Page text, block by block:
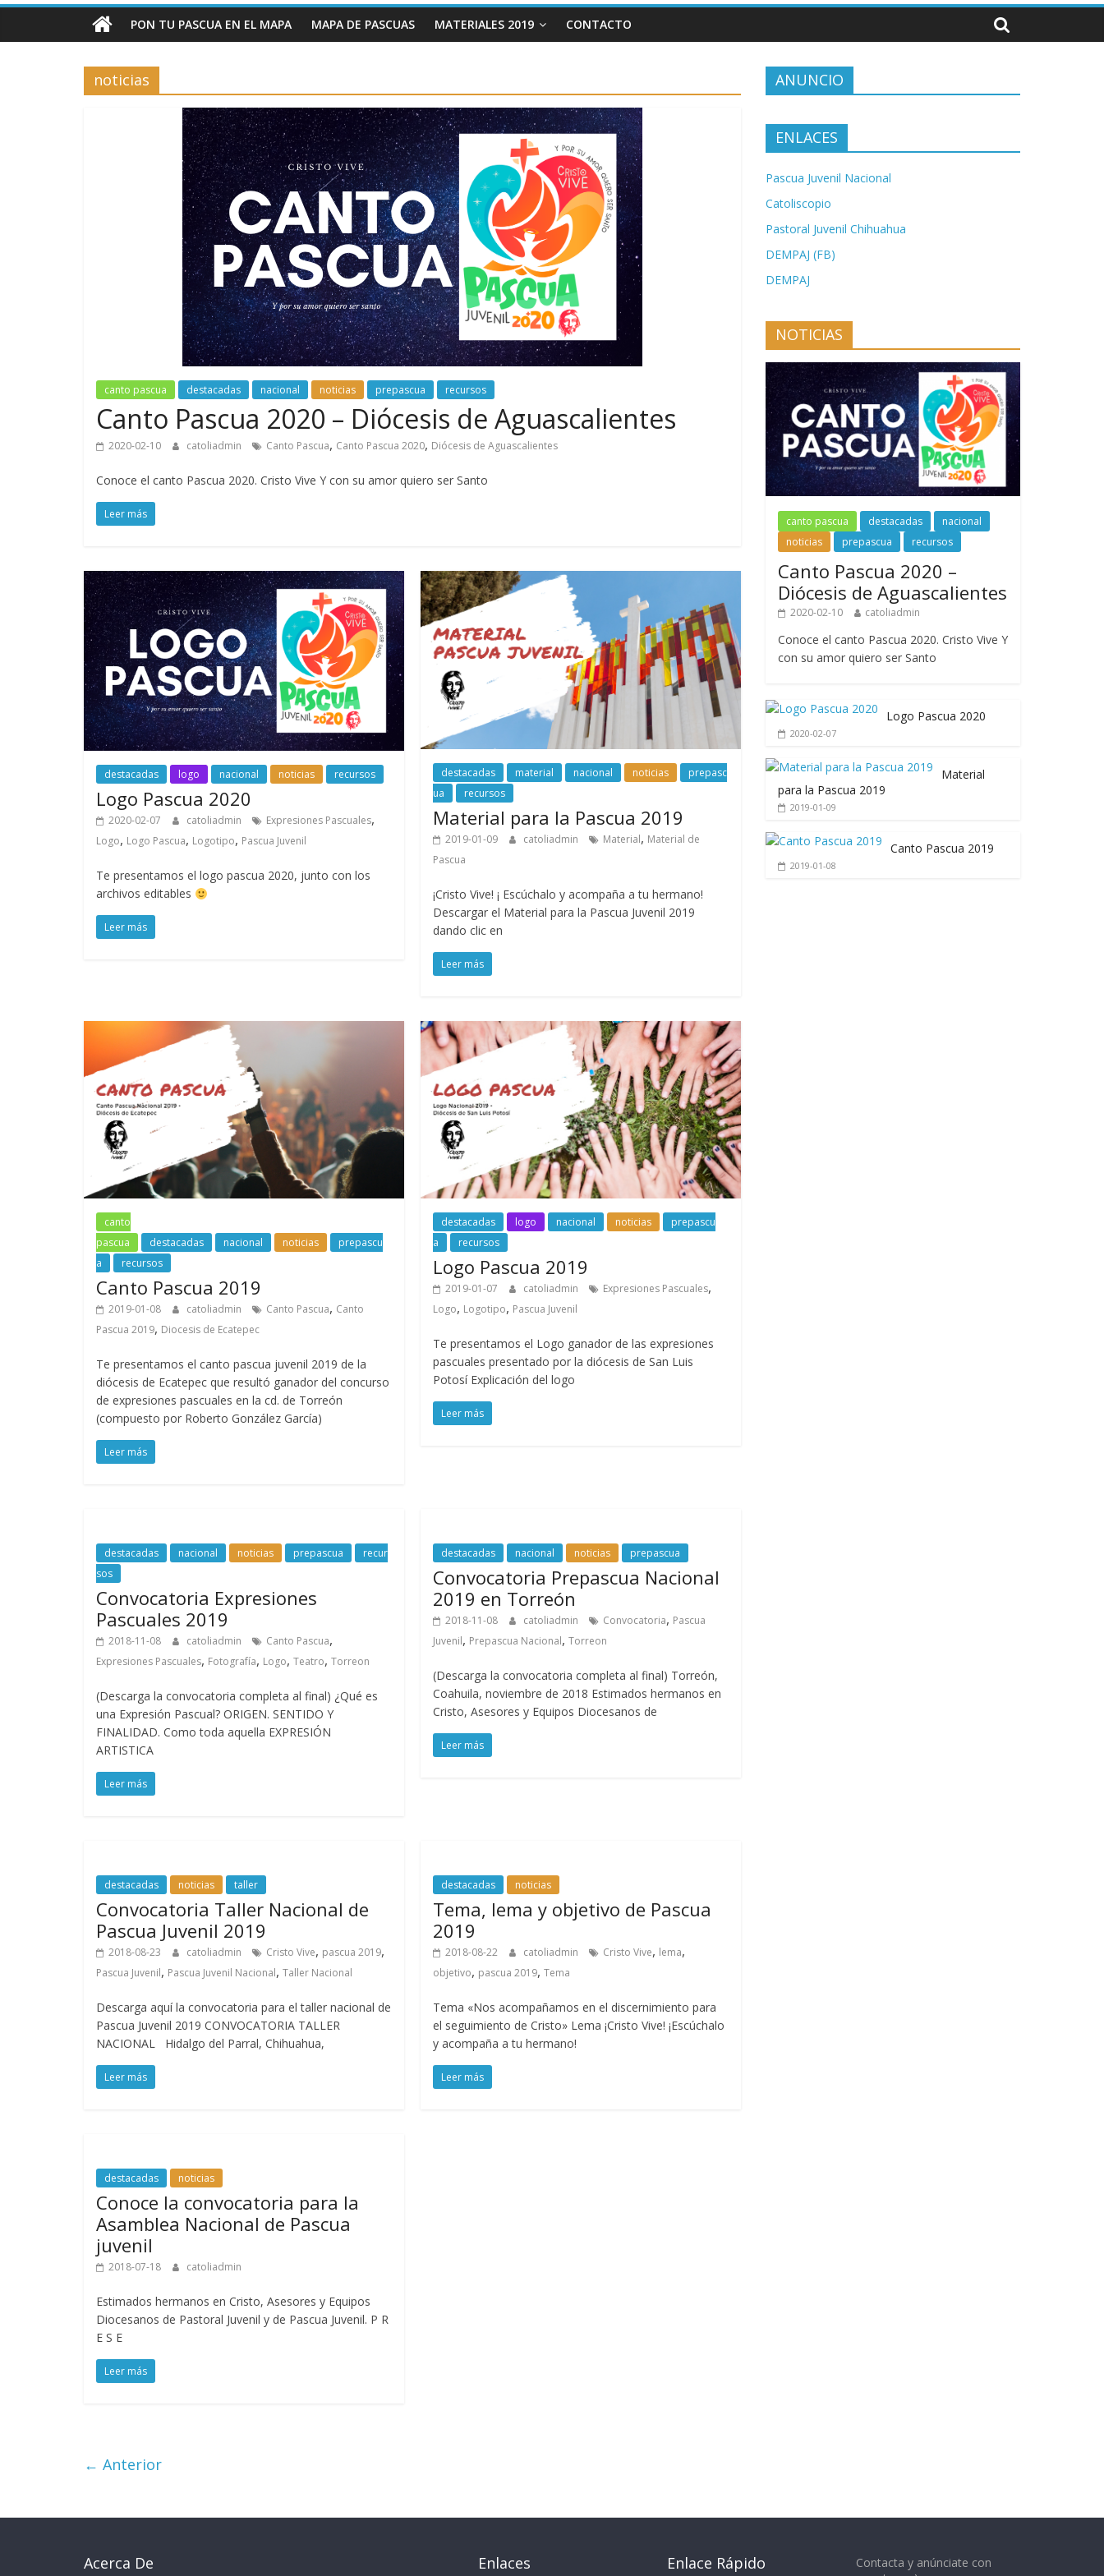
PON TU PASCUA EN EL MAPA MAPA DE PASCUAS MATERIALES 2019 CONTACTO
noticias
canto pascua destacadas nacional noticias prepascua recursos
Canto Pascua 2020 – Diócesis de Aguascalientes
2020-02-10 catoliadmin Canto Pascua, Canto Pascua 2020, Diócesis de Aguascalientes
Conoce el canto Pascua 2020. Cristo Vive Y con su amor quiero ser Santo
Leer más
destacadas logo nacional noticias recursos
Logo Pascua 2020
2020-02-07 catoliadmin Expresiones Pascuales,
Logo, Logo Pascua, Logotipo, Pascua Juvenil
Te presentamos el logo pascua 2020, junto con los
archivos editables
Leer más
destacadas material nacional noticias
prepasc
ua
recursos
Material para la Pascua 2019
2019-01-09 catoliadmin Material, Material de
Pascua
¡Cristo Vive! ¡ Escúchalo y acompaña a tu hermano!
Descargar el Material para la Pascua Juvenil 2019
dando clic en
Leer más
canto
pascua
destacadas nacional noticias
prepascu
a
recursos
Canto Pascua 2019
2019-01-08 catoliadmin Canto Pascua, Canto
Pascua 2019, Diocesis de Ecatepec
Te presentamos el canto pascua juvenil 2019 de la
diócesis de Ecatepec que resultó ganador del concurso
de expresiones pascuales en la cd. de Torreón
(compuesto por Roberto González García)
Leer más
destacadas logo nacional noticias
prepascu
a
recursos
Logo Pascua 2019
2019-01-07 catoliadmin Expresiones Pascuales,
Logo, Logotipo, Pascua Juvenil
Te presentamos el Logo ganador de las expresiones
pascuales presentado por la diócesis de San Luis
Potosí Explicación del logo
Leer más
destacadas nacional noticias prepascua
recur
sos
Convocatoria Expresiones
Pascuales 2019
2018-11-08 catoliadmin Canto Pascua,
Expresiones Pascuales, Fotografía, Logo, Teatro, Torreon
(Descarga la convocatoria completa al final) ¿Qué es
una Expresión Pascual? ORIGEN. SENTIDO Y
FINALIDAD. Como toda aquella EXPRESIÓN
ARTISTICA
Leer más
destacadas nacional noticias prepascua
Convocatoria Prepascua Nacional
2019 en Torreón
2018-11-08 catoliadmin Convocatoria, Pascua
Juvenil, Prepascua Nacional,Torreon
(Descarga la convocatoria completa al final) Torreón,
Coahuila, noviembre de 2018 Estimados hermanos en
Cristo, Asesores y Equipos Diocesanos de
Leer más
destacadas noticias taller
Convocatoria Taller Nacional de
Pascua Juvenil 2019
2018-08-23 catoliadmin Cristo Vive, pascua 2019,
Pascua Juvenil, Pascua Juvenil Nacional, Taller Nacional
Descarga aquí la convocatoria para el taller nacional de
Pascua Juvenil 2019 CONVOCATORIA TALLER
NACIONAL Hidalgo del Parral, Chihuahua,
Leer más
destacadas noticias
Tema, lema y objetivo de Pascua
2019
2018-08-22 catoliadmin Cristo Vive, lema,
objetivo, pascua 2019,Tema
Tema «Nos acompañamos en el discernimiento para
el seguimiento de Cristo» Lema ¡Cristo Vive! ¡Escúchalo
y acompaña a tu hermano!
Leer más
destacadas noticias
Conoce la convocatoria para la
Asamblea Nacional de Pascua
juvenil
2018-07-18 catoliadmin
Estimados hermanos en Cristo, Asesores y Equipos
Diocesanos de Pastoral Juvenil y de Pascua Juvenil. P R
E S E
Leer más
← Anterior
ANUNCIO
ENLACES
Pascua Juvenil Nacional
Catoliscopio
Pastoral Juvenil Chihuahua
DEMPAJ (FB)
DEMPAJ
NOTICIAS
canto pascua destacadas
nacional
noticias
prepascua recursos
Canto Pascua 2020 –
Diócesis de Aguascalientes
2020-02-10 catoliadmin
Conoce el canto Pascua 2020. Cristo Vive Y
con su amor quiero ser Santo
Logo Pascua 2020
2020-02-07
Material
para la Pascua 2019
2019-01-09
Canto Pascua 2019
2019-01-08
Acerca De Enlaces Enlace Rápido
Contacta y anúnciate con